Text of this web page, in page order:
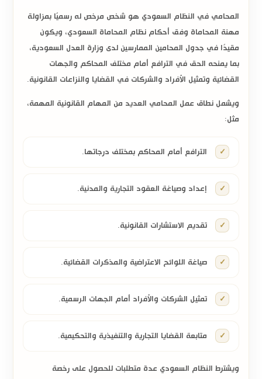
المحامي في النظام السعودي هو شخص مرخص له رسميًا بمزاولة
مهنة المحاماة وفق أحكام نظام المحاماة السعودي، ويكون
مقيدًا في جدول المحامين الممارسين لدى وزارة العدل السعودية،
بما يمنحه الحق في الترافع أمام مختلف المحاكم والجهات
القضائية وتمثيل الأفراد والشركات في القضايا والنزاعات القانونية.
ويشمل نطاق عمل المحامي العديد من المهام القانونية المهمة،
مثل:
الترافع أمام المحاكم بمختلف درجاتها.
إعداد وصياغة العقود التجارية والمدنية.
تقديم الاستشارات القانونية.
صياغة اللوائح الاعتراضية والمذكرات القضائية.
تمثيل الشركات والأفراد أمام الجهات الرسمية.
متابعة القضايا التجارية والتنفيذية والتحكيمية.
ويشترط النظام السعودي عدة متطلبات للحصول على رخصة